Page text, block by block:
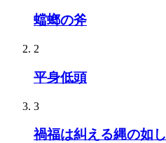
蟷螂の斧
2
平身低頭
3
禍福は糾える縄の如し